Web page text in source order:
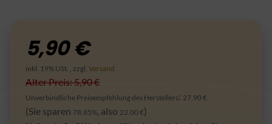
5,90 €
inkl. 19% USt. , zzgl. Versand
Alter Preis: 5,90 €
Unverbindliche Preisempfehlung des Herstellers: 27,90 €
(Sie sparen 78.85% , also 22,00 €)